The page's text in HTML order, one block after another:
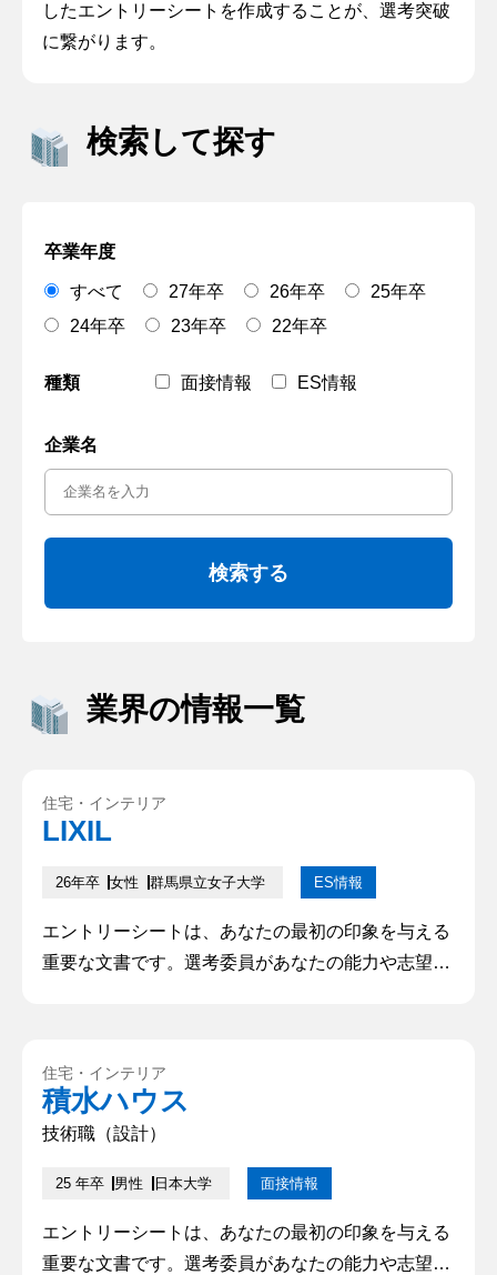
したエントリーシートを作成することが、選考突破
に繋がります。
検索して探す
卒業年度
すべて 27年卒 26年卒
25年卒
24年卒
23年卒 22年卒
種類 面接情報 ES情報
企業名
業界の情報一覧
住宅・インテリア
LIXIL
26年卒 女性 群馬県立女子大学 ES情報
エントリーシートは、あなたの最初の印象を与える
重要な文書です。選考委員があなたの能力や志望動
ます。本記事では、優れたエントリーシートを書く
ためのポイントや注意点について解説していきます
住宅・インテリア
積水ハウス
技術職（設計）
25 年卒 男性 日本大学 面接情報
エントリーシートは、あなたの最初の印象を与える
重要な文書です。選考委員があなたの能力や志望動